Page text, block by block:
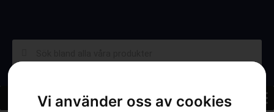
Vi använder oss av cookies